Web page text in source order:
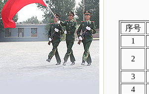
序号
1
2
3
4